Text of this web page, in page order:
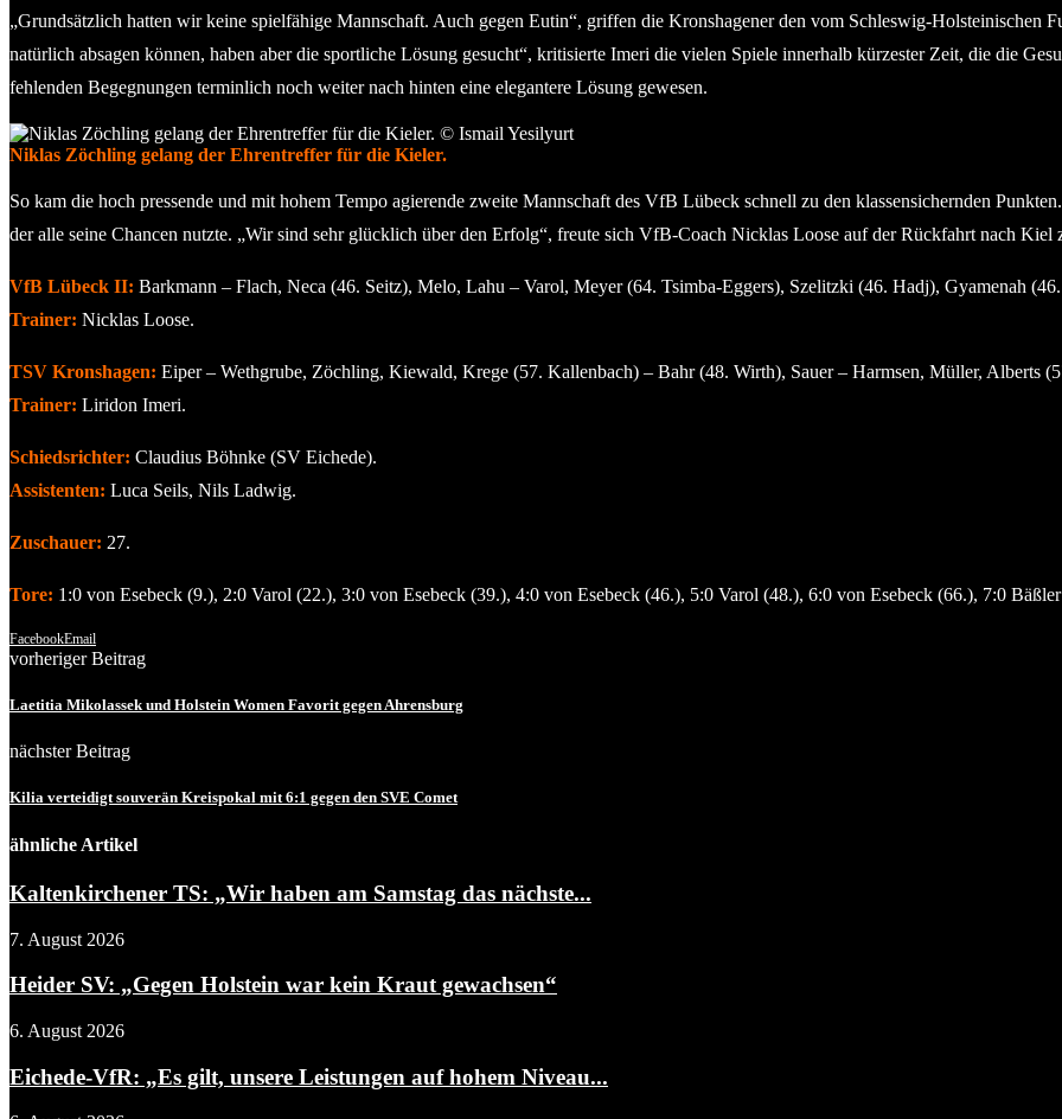
„Grundsätzlich hatten wir keine spielfähige Mannschaft. Auch gegen Eutin“, griffen die Kronshagener den vom Schleswig-Holsteinischen
natürlich absagen können, haben aber die sportliche Lösung gesucht“, kritisierte Imeri die vielen Spiele innerhalb kürzester Zeit, die die
fehlenden Begegnungen terminlich noch weiter nach hinten eine elegantere Lösung gewesen.
Niklas Zöchling gelang der Ehrentreffer für die Kieler.
So kam die hoch pressende und mit hohem Tempo agierende zweite Mannschaft des VfB Lübeck schnell zu den klassensichernden
der alle seine Chancen nutzte. „Wir sind sehr glücklich über den Erfolg“, freute sich VfB-Coach Nicklas Loose auf der Rückfahrt nach Kiel
VfB Lübeck II: Barkmann – Flach, Neca (46. Seitz), Melo, Lahu – Varol, Meyer (64. Tsimba-Eggers), Szelitzki (46. Hadj), Gyamenah
Trainer: Nicklas Loose.
TSV Kronshagen: Eiper – Wethgrube, Zöchling, Kiewald, Krege (57. Kallenbach) – Bahr (48. Wirth), Sauer – Harmsen, Müller, Alberts
Trainer: Liridon Imeri.
Schiedsrichter: Claudius Böhnke (SV Eichede).
Assistenten: Luca Seils, Nils Ladwig.
Zuschauer: 27.
Tore: 1:0 von Esebeck (9.), 2:0 Varol (22.), 3:0 von Esebeck (39.), 4:0 von Esebeck (46.), 5:0 Varol (48.), 6:0 von Esebeck (66.), 7:0
FacebookEmail
vorheriger Beitrag
Laetitia Mikolassek und Holstein Women Favorit gegen Ahrensburg
nächster Beitrag
Kilia verteidigt souverän Kreispokal mit 6:1 gegen den SVE Comet
ähnliche Artikel
Kaltenkirchener TS: „Wir haben am Samstag das nächste...
7. August 2026
Heider SV: „Gegen Holstein war kein Kraut gewachsen“
6. August 2026
Eichede-VfR: „Es gilt, unsere Leistungen auf hohem Niveau...